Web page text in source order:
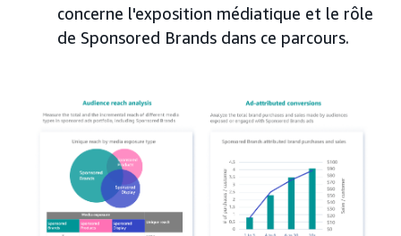
concerne l'exposition médiatique et le rôle
de Sponsored Brands dans ce parcours.